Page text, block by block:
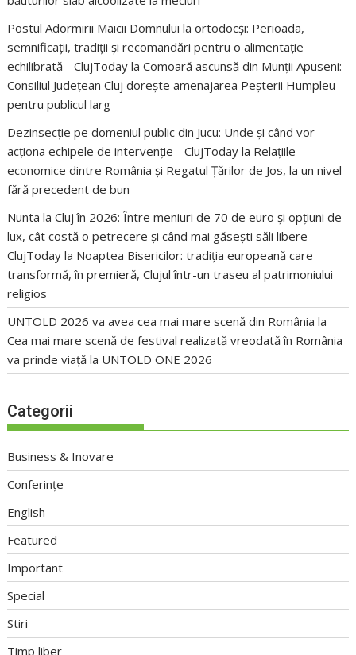
Postul Adormirii Maicii Domnului la ortodocși: Perioada,
semnificații, tradiții și recomandări pentru o alimentație
echilibrată - ClujToday laComoară ascunsă din Munții Apuseni:
Consiliul Județean Cluj dorește amenajarea Peșterii Humpleu
pentru publicul larg
Dezinsecție pe domeniul public din Jucu: Unde și când vor
acționa echipele de intervenție - ClujToday la Relațiile
economice dintre România și Regatul Țărilor de Jos, la un nivel
fără precedent de bun
Nunta la Cluj în 2026: Între meniuri de 70 de euro și opțiuni de
lux, cât costă o petrecere și când mai găsești săli libere -
ClujToday la Noaptea Bisericilor: tradiția europeană care
transformă, în premieră, Clujul într-un traseu al patrimoniului
religios
UNTOLD 2026 va avea cea mai mare scenă din România la
Cea mai mare scenă de festival realizată vreodată în România
va prinde viață la UNTOLD ONE 2026
Categorii
Business & Inovare
Conferințe
English
Featured
Important
Special
Stiri
Timp liber